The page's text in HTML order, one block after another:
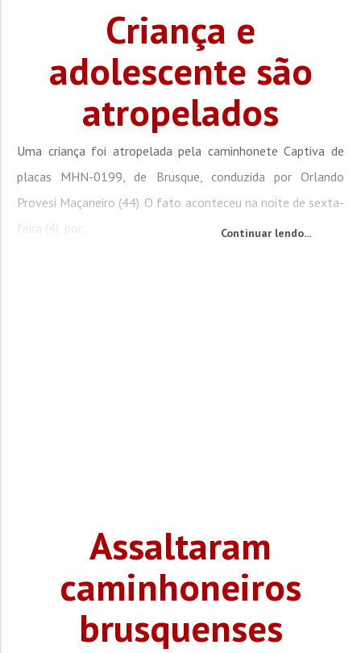
Criança e
adolescente são
atropelados
Uma criança foi atropelada pela caminhonete Captiva de
placas MHN-0199, de Brusque, conduzida por Orlando
Provesi Maçaneiro (44). O fato aconteceu na noite de sexta-
feira (4), por...
Continuar lendo...
Assaltaram
caminhoneiros
brusquenses